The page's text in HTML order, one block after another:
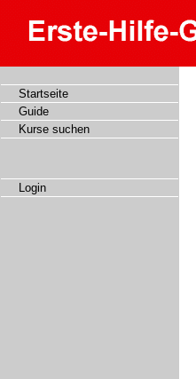
Startseite
Guide
Kurse suchen
Login